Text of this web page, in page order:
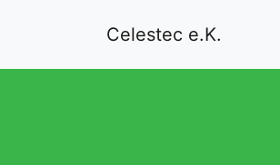
Celestec e.K.